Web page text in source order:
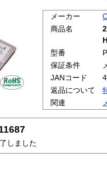
メーカー
商品名
型番
保証条件
JANコード
返品について
関連
しました